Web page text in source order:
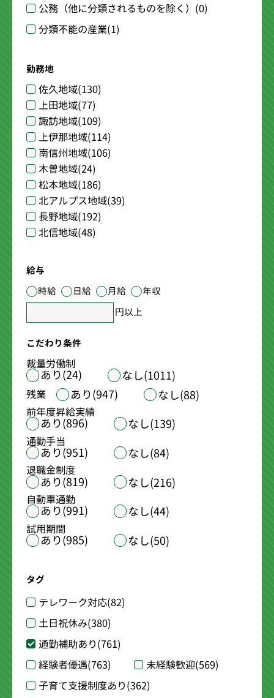
公務（他に分類されるものを除く） (0)
分類不能の産業(1)
勤務地
佐久地域(130)
上田地域(77)
諏訪地域(109)
上伊那地域(114)
南信州地域(106)
木曽地域(24)
松本地域(186)
北アルプス地域(39)
長野地域(192)
北信地域(48)
給与
時給
日給 月給
年収
円以上
こだわり条件
裁量労働制
あり(24) なし(1011)
残業 あり(947) なし(88)
前年度昇給実績
あり(896) なし(139)
通勤手当
あり(951) なし(84)
退職金制度
あり(819) なし(216)
自動車通勤
あり(991) なし(44)
試用期間
あり(985) なし(50)
タグ
テレワーク対応(82)
土日祝休み(380)
通勤補助あり(761)
経験者優遇(763) 未経験歓迎(569)
子育て支援制度あり(362)